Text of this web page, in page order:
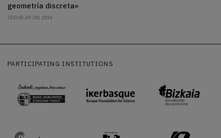
geometría discreta»
JUEVES, 09 JUL 2026
PARTICIPATING INSTITUTIONS